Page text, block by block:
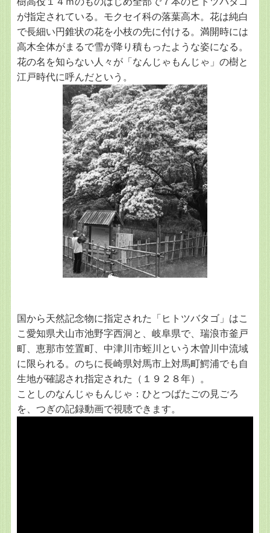
が指定されている。モクセイ科の落葉高木。花は純白
で長細い円錐状の花を小枝の先に付ける。満開時には
高木全体がまるで雪が降り積もったような姿になる。
花の名を知らない人々が「なんじゃもんじゃ」の樹と
江戸時代に呼んだという。
国から天然記念物に指定された「ヒトツバタゴ」はこ
こ愛知県犬山市池野字西洞と、岐阜県で、瑞浪市釜戸
町、恵那市笠置町、中津川市蛭川という木曽川中流域
に限られる。のちに長崎県対馬市上対馬町鰐浦でも自
生地が確認され指定された（１９２８年）。
ことしのなんじゃもんじゃ：ひとつばたごの見ごろ
を、つぎの記録動画で視聴できます。